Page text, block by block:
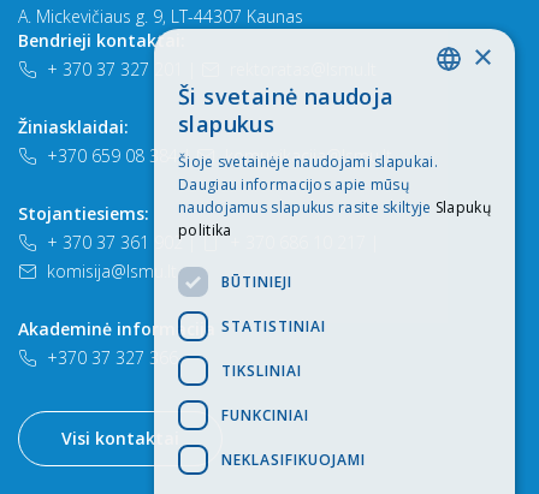
A. Mickevičiaus g. 9, LT-44307 Kaunas
Bendrieji kontaktai:
+ 370 37 327 201
Žiniasklaidai:
+370 659 08 384
| komunikacija@lsmu.lt
Stojantiesiems:
+ 370 37 361 902 |
komisija@lsmu.lt
Akademinė informacija
+370 37 327 366
Visi kontaktai
×
Ši svetainė naudoja
slapukus
Šioje svetainėje naudojami slapukai.
Daugiau informacijos apie mūsų
naudojamus slapukus rasite skiltyje Slapukų
politika
BŪTINIEJI
STATISTINIAI
TIKSLINIAI
FUNKCINIAI
NEKLASIFIKUOJAMI